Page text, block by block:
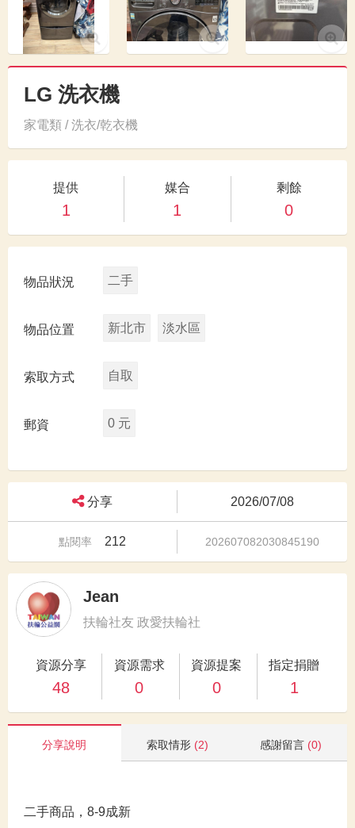
LG 洗衣機
家電類 / 洗衣/乾衣機
提供
1
媒合
1
剩餘
0
物品狀況 二手
物品位置 新北市 淡水區
索取方式 自取
郵資 0 元
分享 2026/07/08
點閱率 212 202607082030845190
Jean
扶輪社友 政愛扶輪社
資源分享
48
資源需求
0
資源提案
0
指定捐贈
1
分享說明 索取情形 (2) 感謝留言 (0)
二手商品，8-9成新